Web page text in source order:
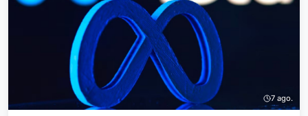
7 ago.